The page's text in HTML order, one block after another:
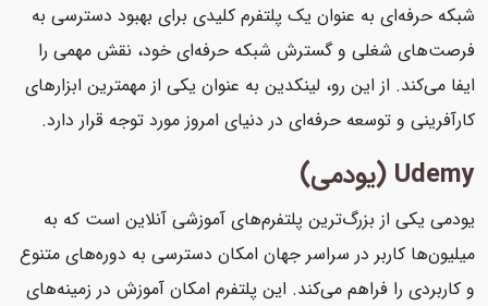
شبکه حرفه‌ای به عنوان یک پلتفرم کلیدی برای بهبود دسترسی به
فرصت‌های شغلی و گسترش شبکه حرفه‌ای خود، نقش مهمی را
ایفا می‌کند. از این رو، لینکدین به عنوان یکی از مهمترین ابزارهای
کارآفرینی و توسعه حرفه‌ای در دنیای امروز مورد توجه قرار دارد.
Udemy (یودمی)
یودمی یکی از بزرگ‌ترین پلتفرم‌های آموزشی آنلاین است که به
میلیون‌ها کاربر در سراسر جهان امکان دسترسی به دوره‌های متنوع
و کاربردی را فراهم می‌کند. این پلتفرم امکان آموزش در زمینه‌های